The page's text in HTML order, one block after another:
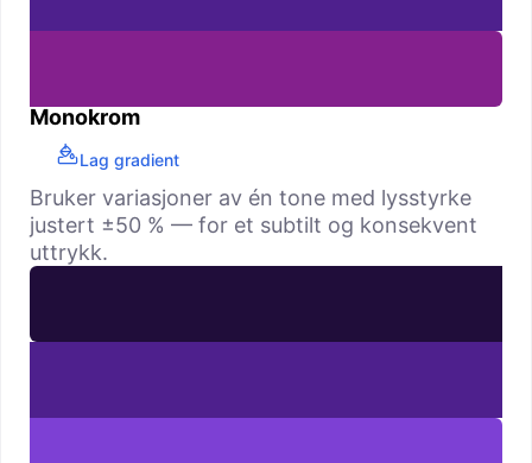
Monokrom
Lag gradient
Bruker variasjoner av én tone med lysstyrke
justert ±50 % — for et subtilt og konsekvent
uttrykk.